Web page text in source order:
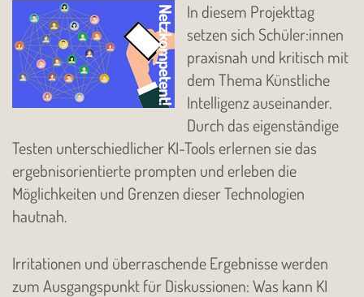
In diesem Projekttag
setzen sich Schüler:innen
praxisnah und kritisch mit
dem Thema Künstliche
Intelligenz auseinander.
Durch das eigenständige
Testen unterschiedlicher KI-Tools erlernen sie das
ergebnisorientierte prompten und erleben die
Möglichkeiten und Grenzen dieser Technologien
hautnah.
Irritationen und überraschende Ergebnisse werden
zum Ausgangspunkt für Diskussionen: Was kann KI